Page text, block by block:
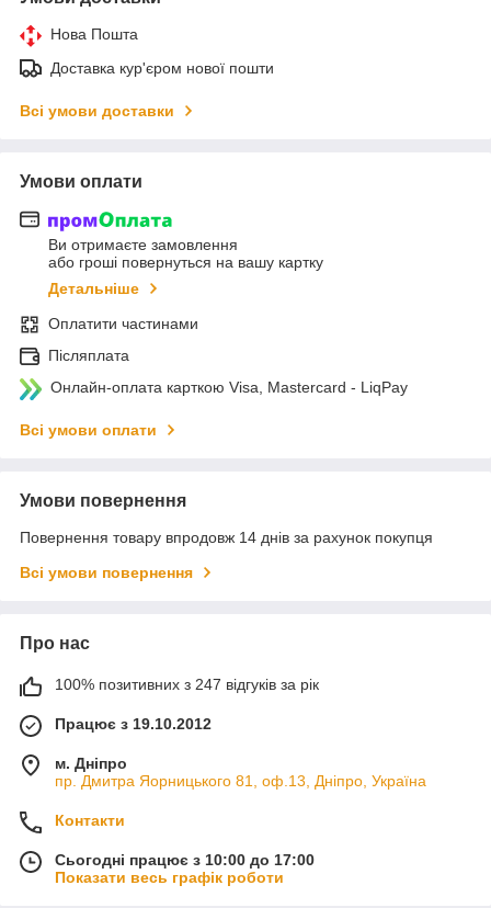
Нова Пошта
Доставка кур'єром нової пошти
Всі умови доставки
Умови оплати
Ви отримаєте замовлення
або гроші повернуться на вашу картку
Детальніше
Оплатити частинами
Післяплата
Онлайн-оплата карткою Visa, Mastercard - LiqPay
Всі умови оплати
Умови повернення
Повернення товару впродовж 14 днів за рахунок покупця
Всі умови повернення
Про нас
100% позитивних з 247 відгуків за рік
Працює з 19.10.2012
м. Дніпро
пр. Дмитра Яорницького 81, оф.13, Дніпро, Україна
Контакти
Сьогодні працює з 10:00 до 17:00
Показати весь графік роботи